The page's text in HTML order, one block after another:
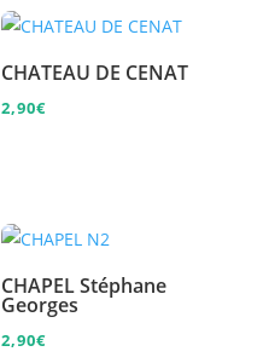
CHATEAU DE CENAT
2,90€
CHAPEL Stéphane
Georges
2,90€